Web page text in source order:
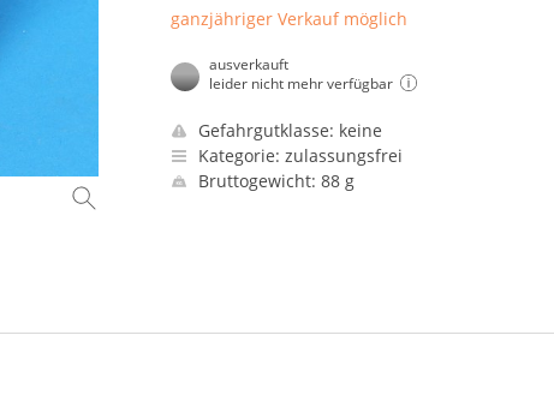
ganzjähriger Verkauf möglich
ausverkauft
leider nicht mehr verfügbar
Gefahrgutklasse: keine
Kategorie: zulassungsfrei
Bruttogewicht: 88 g